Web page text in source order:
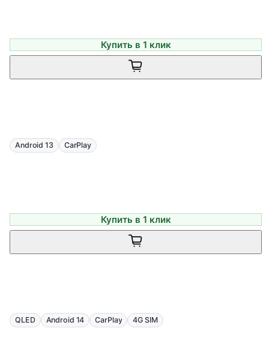
Купить в 1 клик
Android 13 CarPlay
Купить в 1 клик
QLED Android 14 CarPlay 4G SIM